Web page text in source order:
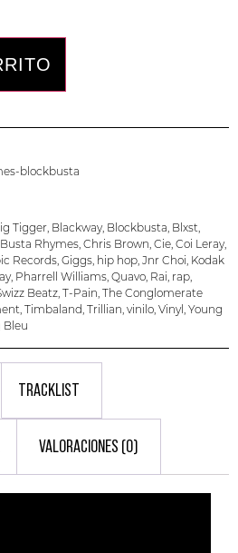
blockbusta
Tigger, Blackway, Blockbusta, Blxst,
Busta Rhymes, Chris Brown, Cie, Coi Leray,
Records, Giggs, hip hop, Jnr Choi, Kodak
, Pharrell Williams, Quavo, Rai, rap,
Beatz, T-Pain, The Conglomerate
, Timbaland, Trillian, vinilo, Vinyl, Young
Bleu
TRACKLIST
VALORACIONES (0)